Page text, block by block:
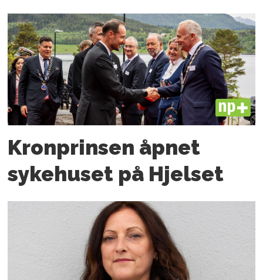
PLUS
Kronprinsen åpnet
sykehuset på Hjelset